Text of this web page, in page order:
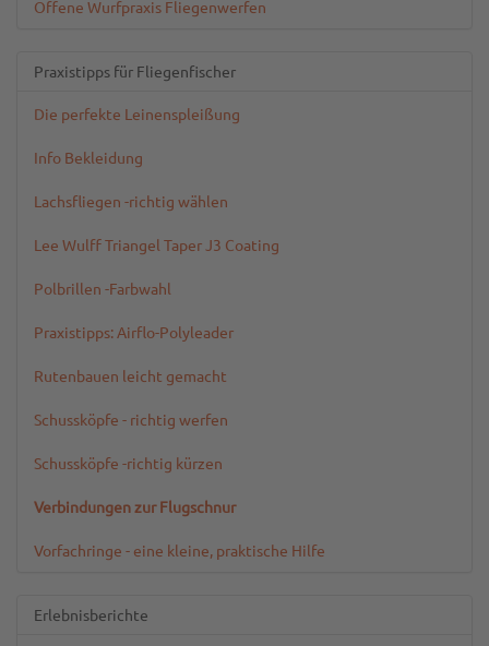
Offene Wurfpraxis Fliegenwerfen
Praxistipps für Fliegenfischer
Die perfekte Leinenspleißung
Info Bekleidung
Lachsfliegen -richtig wählen
Lee Wulff Triangel Taper J3 Coating
Polbrillen -Farbwahl
Praxistipps: Airflo-Polyleader
Rutenbauen leicht gemacht
Schussköpfe - richtig werfen
Schussköpfe -richtig kürzen
Verbindungen zur Flugschnur
Vorfachringe - eine kleine, praktische Hilfe
Erlebnisberichte